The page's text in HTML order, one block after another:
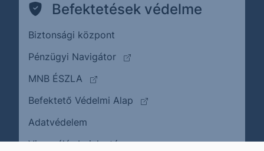
Befektetések védelme
Biztonsági központ
Pénzügyi Navigátor
(külső oldalra ugrik)
MNB ÉSZLA
(külső oldalra ugrik)
Befektető Védelmi Alap
(külső oldalra ugrik)
Adatvédelem
Visszaélés bejelentése(külső oldalra ugrik)